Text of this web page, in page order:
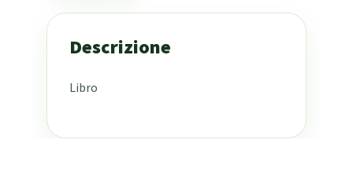
Descrizione
Libro